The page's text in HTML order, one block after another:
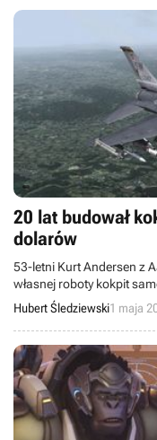
20 lat budował
dolarów
53-letni Kurt Andersen z
własnej roboty kokpit
lat. Wszystko po to, aby
Hubert Śledziewski1 maja